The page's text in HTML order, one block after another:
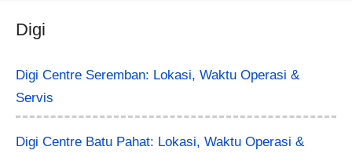
Digi
Digi Centre Seremban: Lokasi, Waktu Operasi &
Servis
Digi Centre Batu Pahat: Lokasi, Waktu Operasi &